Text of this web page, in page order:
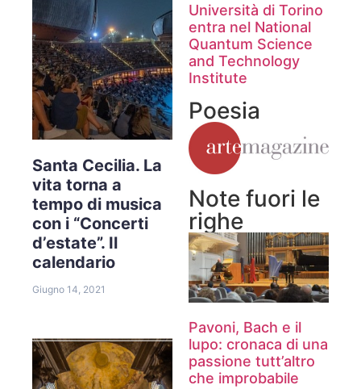
Santa Cecilia. La
vita torna a
tempo di musica
con i “Concerti
d’estate”. Il
calendario
Giugno 14, 2021
Università di Torino
entra nel National
Quantum Science
and Technology
Institute
Poesia
Note fuori le
righe
Pavoni, Bach e il
lupo: cronaca di una
passione tutt’altro
che improbabile